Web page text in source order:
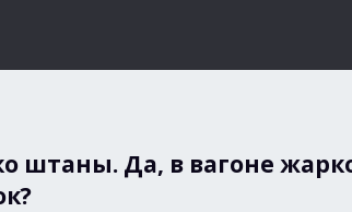
штаны. Да, в вагоне